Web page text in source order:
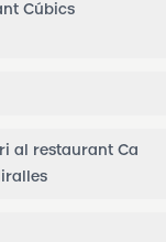
Cúbics
al restaurant Ca